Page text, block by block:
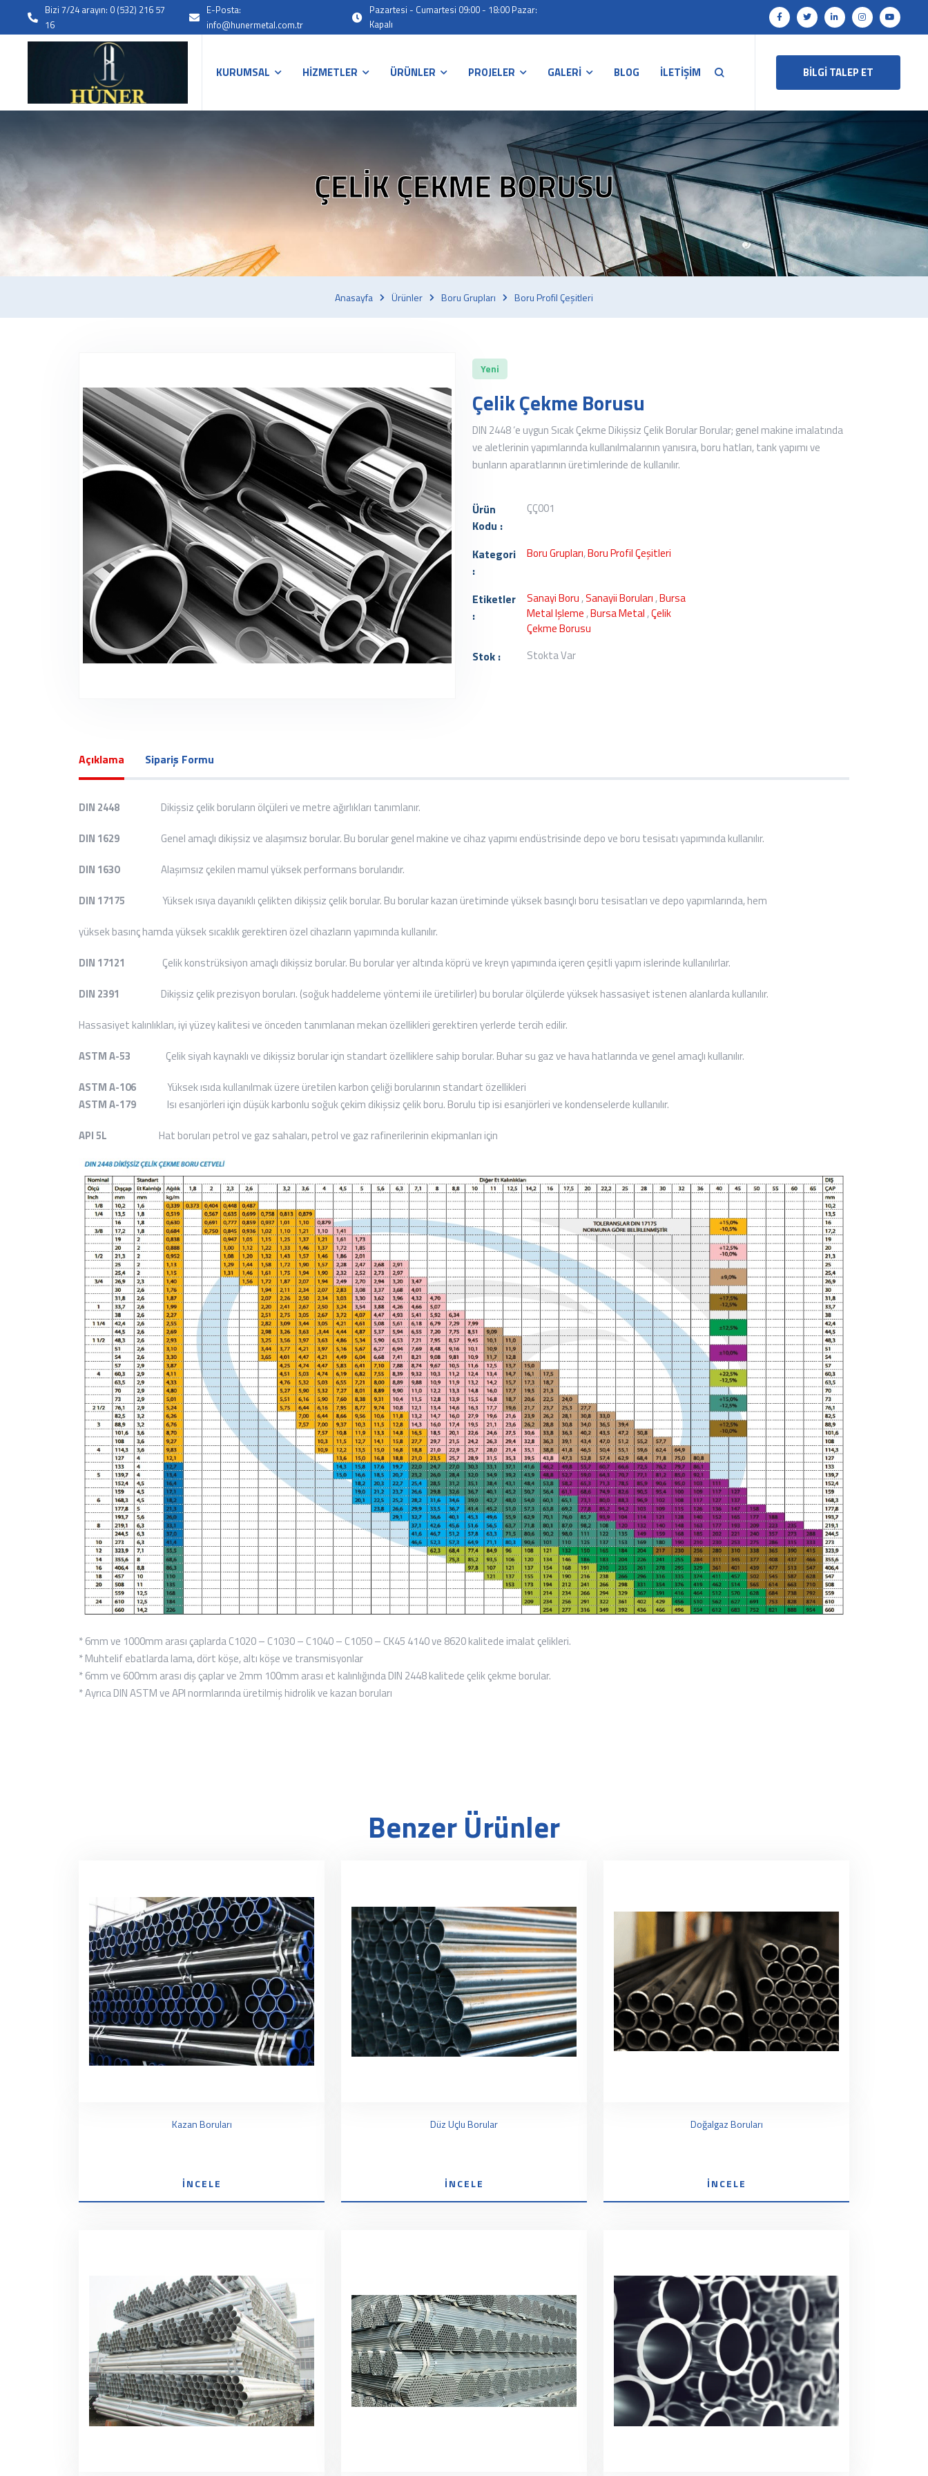
Bizi 7/24 arayın: 0 (532) 216 57
16
E-Posta:
info@hunermetal.com.tr
Pazartesi - Cumartesi 09:00 - 18:00 Pazar:
Kapalı
KURUMSAL HİZMETLER ÜRÜNLER PROJELER GALERİ BLOG İLETİŞİM BİLGİ TALEP ET
ÇELIK ÇEKME BORUSU
Anasayfa Ürünler Boru Grupları Boru Profil Çeşitleri
Yeni
Çelik Çekme Borusu
DIN 2448 ‘e uygun Sıcak Çekme Dikişsiz Çelik Borular Borular; genel makine imalatında
ve aletlerinin yapımlarında kullanılmalarının yanısıra, boru hatları, tank yapımı ve
bunların aparatlarının üretimlerinde de kullanılır.
Ürün
Kodu :
ÇÇ001
Kategori
:
Boru Grupları,Boru Profil Çeşitleri
Etiketler
:
Sanayi Boru,Sanayii Boruları,Bursa
Metal Işleme,Bursa Metal,Çelik
Çekme Borusu
Stok : Stokta Var
Açıklama Sipariş Formu
DIN 2448 Dikişsiz çelik boruların ölçüleri ve metre ağırlıkları tanımlanır.
DIN 1629 Genel amaçlı dikişsiz ve alaşımsız borular. Bu borular genel makine ve cihaz yapımı endüstrisinde depo ve boru tesisatı yapımında kullanılır.
DIN 1630Alaşımsız çekilen mamul yüksek performans borularıdır.
DIN 17175 Yüksek ısıya dayanıklı çelikten dikişsiz çelik borular. Bu borular kazan üretiminde yüksek basınçlı boru tesisatları ve depo yapımlarında, hem
yüksek basınç hamda yüksek sıcaklık gerektiren özel cihazların yapımında kullanılır.
DIN 17121 Çelik konstrüksiyon amaçlı dikişsiz borular. Bu borular yer altında köprü ve kreyn yapımında içeren çeşitli yapım islerinde kullanılırlar.
DIN 2391 Dikişsiz çelik prezisyon boruları. (soğuk haddeleme yöntemi ile üretilirler) bu borular ölçülerde yüksek hassasiyet istenen alanlarda kullanılır.
Hassasiyet kalınlıkları, iyi yüzey kalitesi ve önceden tanımlanan mekan özellikleri gerektiren yerlerde tercih edilir.
ASTM A-53 Çelik siyah kaynaklı ve dikişsiz borular için standart özelliklere sahip borular. Buhar su gaz ve hava hatlarında ve genel amaçlı kullanılır.
ASTM A-106 Yüksek ısıda kullanılmak üzere üretilen karbon çeliği borularının standart özellikleri
ASTM A-179 Isı esanjörleri için düşük karbonlu soğuk çekim dikişsiz çelik boru. Borulu tip isi esanjörleri ve kondenselerde kullanılır.
API 5L Hat boruları petrol ve gaz sahaları, petrol ve gaz rafinerilerinin ekipmanları için
* 6mm ve 1000mm arası çaplarda C1020 – C1030 – C1040 – C1050 – CK45 4140 ve 8620 kalitede imalat çelikleri.
* Muhtelif ebatlarda lama, dört köşe, altı köşe ve transmisyonlar
* 6mm ve 600mm arası diş çaplar ve 2mm 100mm arası et kalınlığında DIN 2448 kalitede çelik çekme borular.
* Ayrıca DIN ASTM ve API normlarında üretilmiş hidrolik ve kazan boruları
Benzer Ürünler
Kazan Boruları
İNCELE
Düz Uçlu Borular
İNCELE
Doğalgaz Boruları
İNCELE